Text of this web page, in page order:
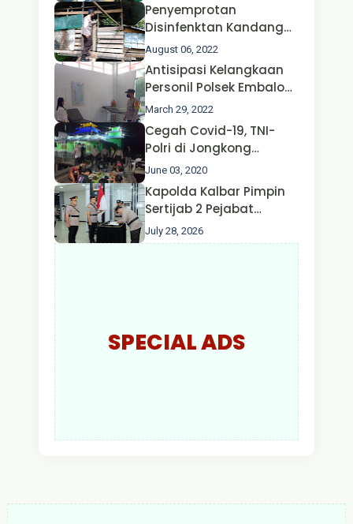
Penyemprotan
Disinfenktan Kandang
Ternak Kambing warga
Oleh Satgas Ops Aman
Nusa II Polda Kalbar*
August 06, 2022
Antisipasi Kelangkaan
Personil Polsek Embaloh
Hulu Gencar Lakukan
Pengecekan Oksigen
March 29, 2022
Cegah Covid-19, TNI-
Polri di Jongkong
Himbau Masyarakat
Jangan Kumpul Hinga
Larut Malam.
June 03, 2020
Kapolda Kalbar Pimpin
Sertijab 2 Pejabat
Utama dan 7 Kapolres,
AKBP Wisnu Perdana
July 28, 2026
SPECIAL ADS